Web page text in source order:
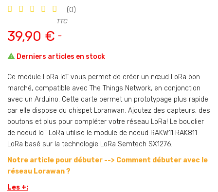
(0)
39,90 €
TTC
 Derniers articles en stock
Ce module LoRa IoT vous permet de créer un nœud LoRa bon
marché, compatible avec The Things Network, en conjonction
avec un Arduino. Cette carte permet un prototypage plus rapide
car elle dispose du chispet Loranwan. Ajoutez des capteurs, des
boutons et plus pour compléter votre réseau LoRa! Le bouclier
de noeud IoT LoRa utilise le module de noeud RAKW11 RAK811
LoRa basé sur la technologie LoRa Semtech SX1276.
Notre article pour débuter --> Comment débuter avec le
réseau Lorawan ?
Les +: